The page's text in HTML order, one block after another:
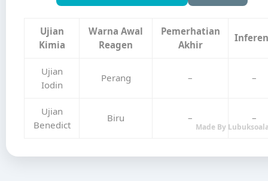
Ujian
Kimia
Warna Awal
Reagen
Pemerhatian
Akhir
Ujian
Iodin
Perang – –
Ujian
Benedict
Biru – –
Made By